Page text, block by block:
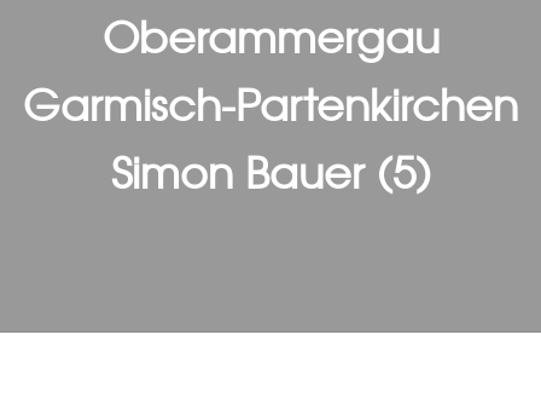
Oberammergau
Garmisch-Partenkirchen
Simon Bauer (5)